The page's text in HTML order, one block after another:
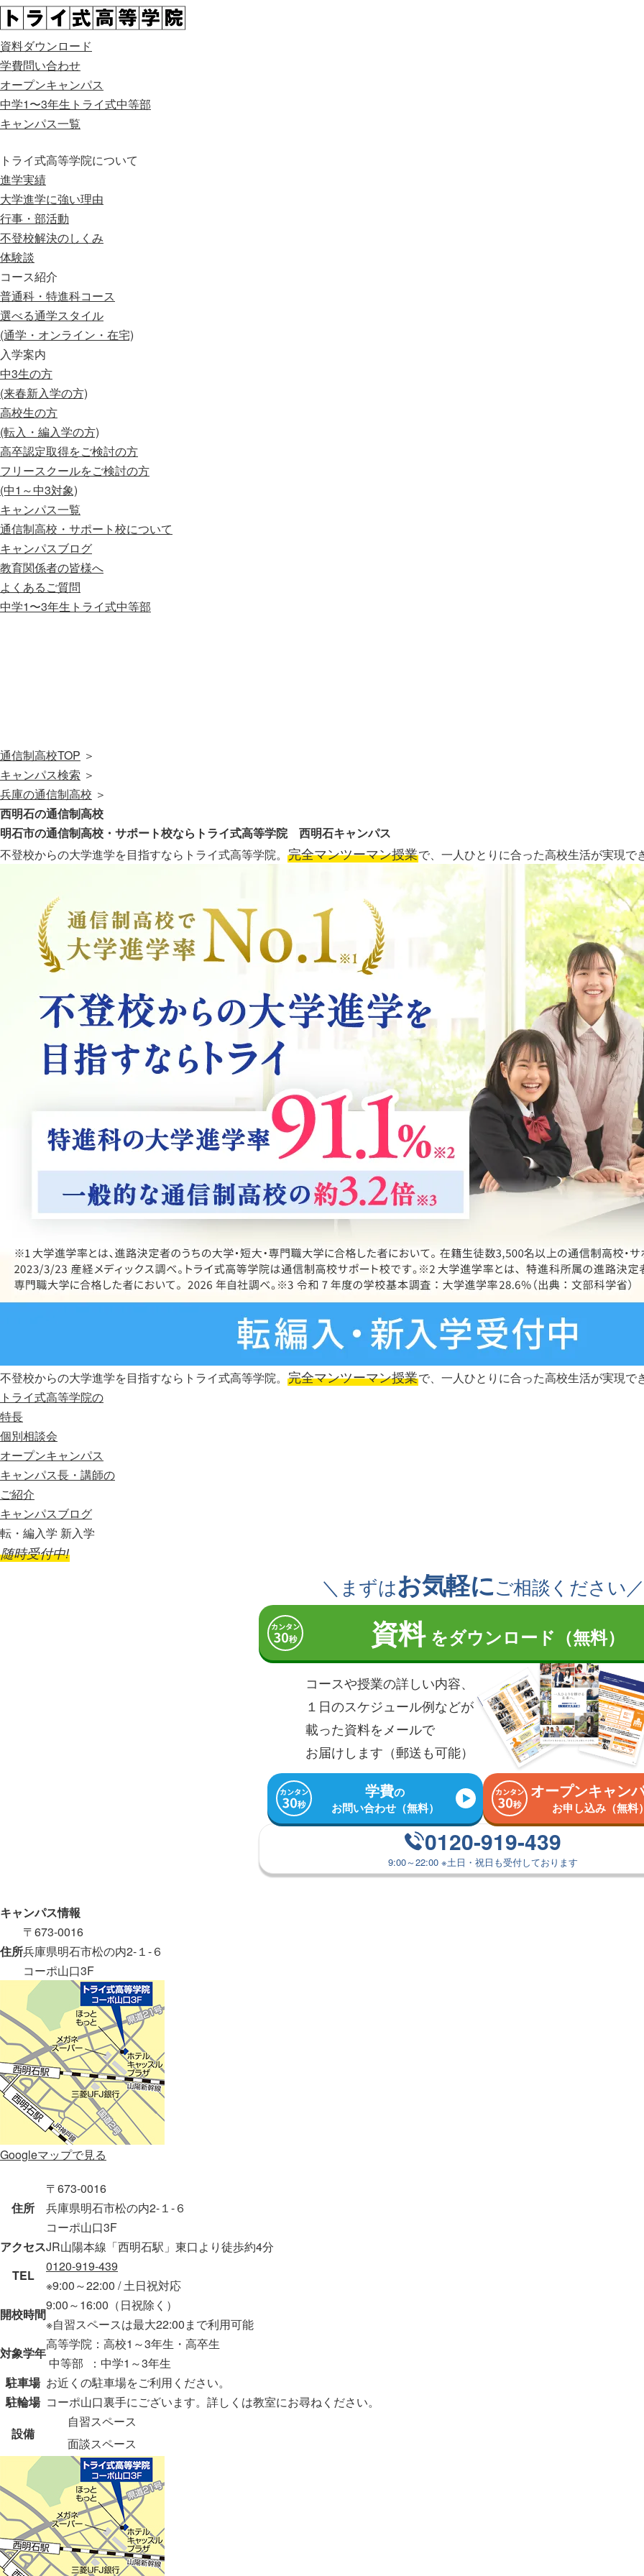
資料ダウンロード
学費問い合わせ
オープンキャンパス
中学1〜3年生 トライ式中等部
キャンパス一覧
トライ式高等学院について
進学実績
大学進学に強い理由
行事・部活動
不登校解決のしくみ
体験談
コース紹介
普通科・特進科コース
選べる通学スタイル
(通学・オンライン・在宅)
入学案内
中3生の方
(来春新入学の方)
高校生の方
(転入・編入学の方)
高卒認定取得をご検討の方
フリースクールをご検討の方
(中1～中3対象)
キャンパス一覧
通信制高校・サポート校について
キャンパスブログ
教育関係者の皆様へ
よくあるご質問
中学1〜3年生 トライ式中等部
通信制高校TOP ＞
キャンパス検索 ＞
兵庫の通信制高校 ＞
西明石の通信制高校
明石市の通信制高校・サポート校なら トライ式高等学院 西明石キャンパス
不登校からの大学進学を目指すならトライ式高等学院。 完全マンツーマン授業で、一人ひとりに合った高校生活が実現で
不登校からの大学進学を目指すならトライ式高等学院。 完全マンツーマン授業で、一人ひとりに合った高校生活が実現で
トライ式高等学院の
特長
個別相談会
オープンキャンパス
キャンパス長・講師の
ご紹介
キャンパスブログ
転・編入学 新入学
随時受付中!
＼まずはお気軽にご相談ください／
資料をダウンロード（無料）
コースや授業の詳しい内容、
１日のスケジュール例などが
載った資料を メールで
お届けします（郵送も可能）
学費の
お問い合わせ（無料）
オープンキャン
お申し込み（無料
0120-919-439
9:00～22:00 ※土日・祝日も受付しております
キャンパス情報
住所
〒673-0016
兵庫県明石市松の内2-１-６
コーポ山口3F
Googleマップで見る
住所
〒673-0016
兵庫県明石市松の内2-１-６
コーポ山口3F
アクセスJR山陽本線「西明石駅」東口より徒歩約4分
TEL
0120-919-439
※9:00～22:00 / 土日祝対応
開校時間
9:00～16:00（日祝除く）
※自習スペースは最大22:00まで利用可能
対象学年
高等学院：高校1～3年生・高卒生
中等部 ：中学1～3年生
駐車場 お近くの駐車場をご利用ください。
駐輪場 コーポ山口裏手にございます。詳しくは教室にお尋ねください。
設備
自習スペース
面談スペース